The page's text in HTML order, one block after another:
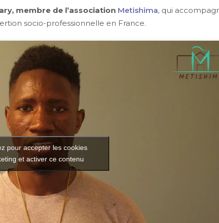
membre de l’association Metishima, qui
socio-professionnelle en France.
pour accepter les cookies
et activer ce contenu